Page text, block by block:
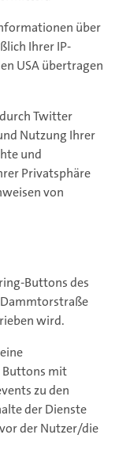
über
Ihrer IP-
USA übertragen
Twitter
Nutzung Ihrer
und
Privatsphäre
von
Buttons des
Dammtorstraße
wird.
mit
zu den
der Dienste
der Nutzer/die